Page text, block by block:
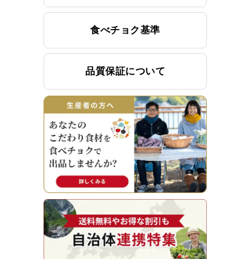
食べチョク基準
品質保証について